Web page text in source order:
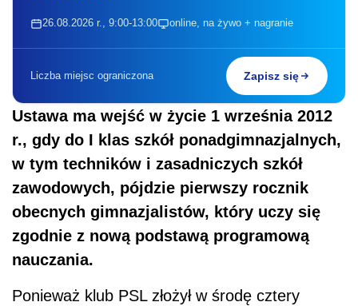
26.08.2026 r., 9:00-13:00 online, na żywo + nagranie
Liczba miejsc ograniczona Zapisz się
Ustawa ma wejść w życie 1 września 2012
r., gdy do I klas szkół ponadgimnazjalnych,
w tym techników i zasadniczych szkół
zawodowych, pójdzie pierwszy rocznik
obecnych gimnazjalistów, który uczy się
zgodnie z nową podstawą programową
nauczania.
Ponieważ klub PSL złożył w środę cztery